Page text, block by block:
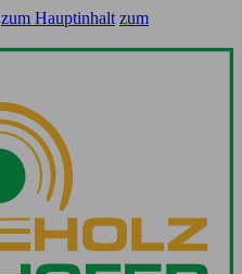
zum Hauptinhalt zum